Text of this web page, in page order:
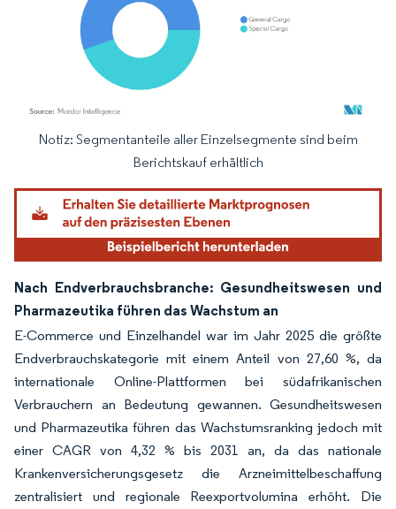
Bild © Mordor Intelligence. Wiederverwendung erfordert Namensnennung
Notiz: Segmentanteile aller Einzelsegmente sind beim
Berichtskauf erhältlich
Nach Endverbrauchsbranche: Gesundheitswesen und
Pharmazeutika führen das Wachstum an
E-Commerce und Einzelhandel war im Jahr 2025 die größte
Endverbrauchskategorie mit einem Anteil von 27,60 %, da
internationale Online-Plattformen bei südafrikanischen
Verbrauchern an Bedeutung gewannen. Gesundheitswesen
und Pharmazeutika führen das Wachstumsranking jedoch mit
einer CAGR von 4,32 % bis 2031 an, da das nationale
Krankenversicherungsgesetz die Arzneimittelbeschaffung
zentralisiert und regionale Reexportvolumina erhöht. Die